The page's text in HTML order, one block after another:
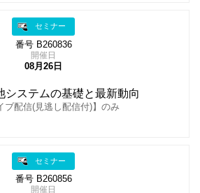
セミナー
番号 B260836
開催日
08月26日
システムの基礎と最新動向
ブ配信(見逃し配信付)】のみ
セミナー
番号 B260856
開催日